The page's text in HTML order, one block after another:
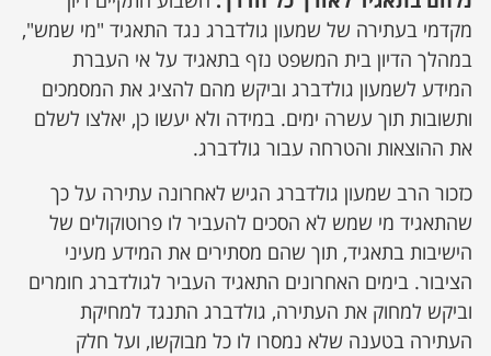
מקדמי בעתירה של שמעון גולדברג נגד התאגיד "מי שמש",
במהלך הדיון בית המשפט נזף בתאגיד על אי העברת
המידע לשמעון גולדברג וביקש מהם להציג את המסמכים
ותשובות תוך עשרה ימים. במידה ולא יעשו כן, יאלצו לשלם
את ההוצאות והטרחה עבור גולדברג.
כזכור הרב שמעון גולדברג הגיש לאחרונה עתירה על כך
שהתאגיד מי שמש לא הסכים להעביר לו פרוטוקולים של
הישיבות בתאגיד, תוך שהם מסתירים את המידע מעיני
הציבור. בימים האחרונים התאגיד העביר לגולדברג חומרים
וביקש למחוק את העתירה, גולדברג התנגד למחיקת
העתירה בטענה שלא נמסרו לו כל מבוקשו, ועל חלק